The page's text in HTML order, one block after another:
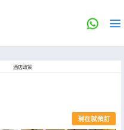
酒店政策
現在就預訂